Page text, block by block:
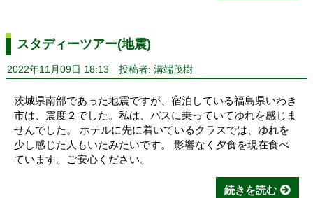
スタディーツアー(地震)
2022年11月09日 18:13 投稿者: 溝端茂樹
茨城県南部であった地震ですが、宿泊している福島県いわき
市は、震度２でした。私は、バスに乗っていてゆれを感じま
せんでした。 ホテルに先に着いているクラスでは、ゆれを
少し感じた人もいたみたいです。 影響なく夕食を現在食べ
ています。ご安心ください。
続きを読む